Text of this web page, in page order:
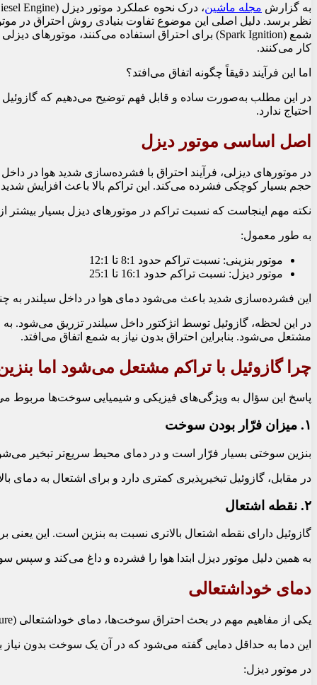
به گزارش مجله ماشین،
نظر برسد. دلیل اصلی این موضوع تفاوت بنیادی روش احتراق در
کار می‌کنند.
اما این فرآیند دقیقاً چگونه اتفاق می‌افتد؟
در این مطلب به‌صورت ساده و قابل فهم توضیح می‌دهیم که
احتیاج ندارد.
اصل اساسی موتور دیزل
در موتورهای دیزلی، فرآیند احتراق با فشرده‌سازی شدید هوا در
حجم بسیار کوچکی فشرده می‌کند. این تراکم بالا باعث افزایش
نکته مهم اینجاست که نسبت تراکم در موتورهای دیزل بسیار بیشتر
به طور معمول:
موتور بنزینی: نسبت تراکم حدود 8:1 تا 12:1
موتور دیزل: نسبت تراکم حدود 16:1 تا 25:1
این فشرده‌سازی شدید باعث می‌شود دمای هوا در داخل سیلندر به
در این لحظه، گازوئیل توسط انژکتور داخل سیلندر تزریق
مشتعل می‌شود. بنابراین احتراق بدون نیاز به شمع اتفاق می‌افتد.
چرا گازوئیل با تراکم مشتعل می‌شود اما
پاسخ این سؤال به ویژگی‌های فیزیکی و شیمیایی سوخت‌ها مربوط
۱. میزان فرّار بودن سوخت
بنزین سوختی بسیار فرّار است و در دمای محیط سریع‌تر تبخیر
در مقابل، گازوئیل تبخیرپذیری کمتری دارد و برای اشتعال به دمای
۲. نقطه اشتعال
گازوئیل دارای نقطه اشتعال بالاتری نسبت به بنزین است. این یعنی
به همین دلیل موتور دیزل ابتدا هوا را فشرده و داغ می‌کند و سپس
دمای خوداشتعالی
یکی از مفاهیم مهم در بحث احتراق سوخت‌ها، دمای خوداشتعالی (Auto‑Ignition Temperature) است.
این دما به حداقل دمایی گفته می‌شود که در آن یک سوخت بدون
در موتور دیزل: